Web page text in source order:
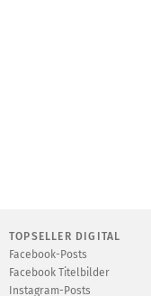
TOPSELLER DIGITAL
Facebook-Posts
Facebook Titelbilder
Instagram-Posts